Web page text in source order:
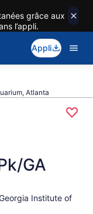
grâce aux
l’appli.
Appli
Atlanta
GA
Institute of